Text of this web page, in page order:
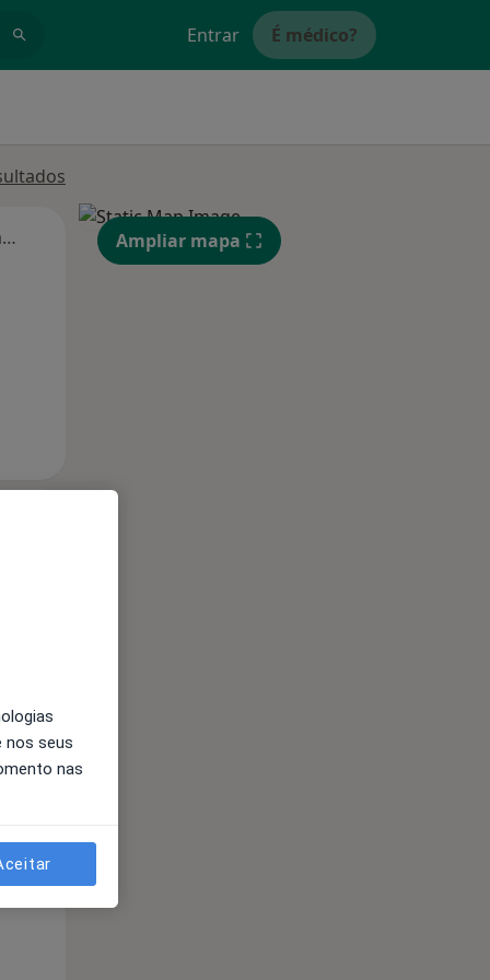
Entrar É médico?
Segunda-feira Qua Qui,
13 Ago
Ampliar mapa
nos seus
nas